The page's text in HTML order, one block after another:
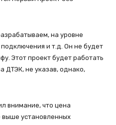
на уровне
и т.д. Он не будет
Этот проект будет работать
ДТЭК, не указав, однако,
внимание, что цена
выше установленных